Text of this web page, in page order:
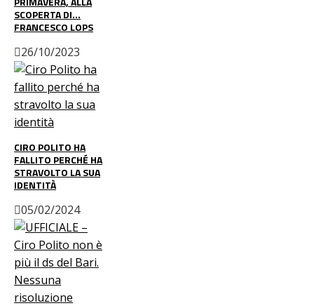
SCOPERTA DI…
FRANCESCO LOPS
26/10/2023
CIRO POLITO HA
FALLITO PERCHÉ HA
STRAVOLTO LA SUA
IDENTITÀ
05/02/2024